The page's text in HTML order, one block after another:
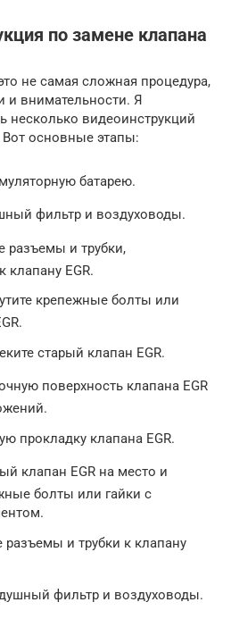
по замене клапана
не самая сложная процедура,
и внимательности. Я
несколько видеоинструкций
основные этапы:
батарею.
фильтр и воздуховоды.
разъемы и трубки,
EGR.
крепежные болты или
старый клапан EGR.
поверхность клапана EGR
прокладку клапана EGR.
клапан EGR на место и
болты или гайки с
разъемы и трубки к клапану
фильтр и воздуховоды.